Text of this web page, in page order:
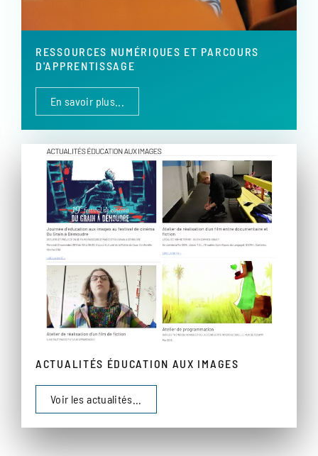
RESSOURCES NUMÉRIQUES ET PARCOURS
D'APPRENTISSAGE
En savoir plus...
ACTUALITÉS ÉDUCATION AUX IMAGES
Voir les actualités...